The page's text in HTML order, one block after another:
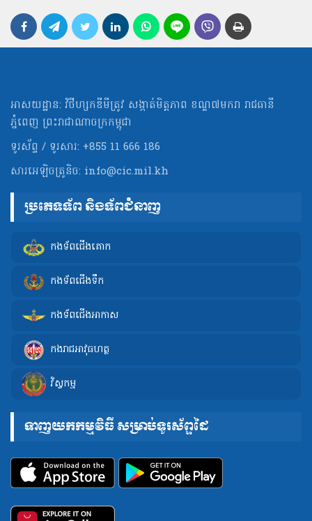
អាសយដ្ឋាន: វិថីហ្សកឌីមីត្រូវ សង្កាត់មិត្ដភាព ខណ្ឌ៧មករា រាជធានី
ភ្នំពេញ ព្រះរាជាណាចក្រកម្ពុជា
ទូរស័ព្ទ / ទូរសារ: +855 11 666 186
សារអេឡិចត្រូនិច: info@cic.mil.kh
ប្រភេទទ័ព និងទ័ពជំនាញ
កងទ័ពជើងគោក
កងទ័ពជើងទឹក
កងទ័ពជើងអាកាស
កងរាជអាវុធហត្ថ
វិស្វកម្ម
ទាញយកកម្មវិធី សម្រាប់ទូរស័ព្ទដៃ